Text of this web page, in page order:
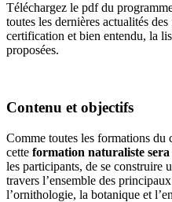
Téléchargez le pdf du
toutes les dernières actualités
certification et bien entendu, la
proposées.
Contenu et objectifs
Comme toutes les formations
cette formation naturaliste
les participants, de se construire
travers l’ensemble des
l’ornithologie, la botanique et